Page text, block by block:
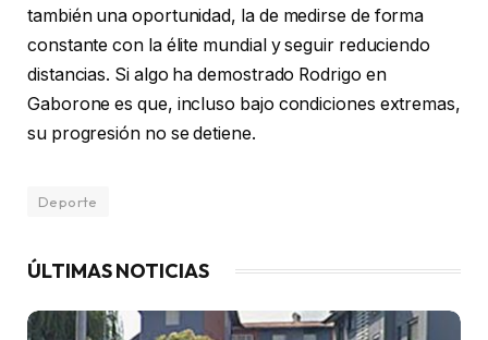
también una oportunidad, la de medirse de forma
constante con la élite mundial y seguir reduciendo
distancias. Si algo ha demostrado Rodrigo en
Gaborone es que, incluso bajo condiciones extremas,
su progresión no se detiene.
Deporte
ÚLTIMAS NOTICIAS